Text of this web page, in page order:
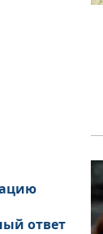
ответ